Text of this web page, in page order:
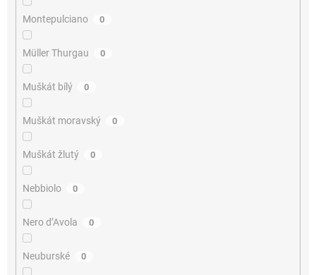
Montepulciano 0
Müller Thurgau 0
Muškát bílý 0
Muškát moravský 0
Muškát žlutý 0
Nebbiolo 0
Nero d’Avola 0
Neuburské 0